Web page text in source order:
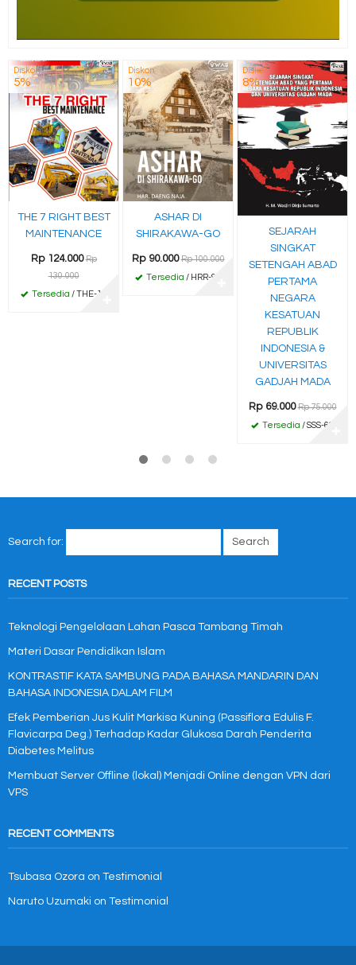
Diskon
5%
THE 7 RIGHT BEST
MAINTENANCE
Rp 124.000 Rp
130.000
Tersedia / THE-12
Diskon
10%
ASHAR DI
SHIRAKAWA-GO
Rp 90.000 Rp 100.000
Tersedia / HRR-96
Diskon
8%
SEJARAH
SINGKAT
SETENGAH ABAD
PERTAMA
NEGARA
KESATUAN
REPUBLIK
INDONESIA &
UNIVERSITAS
GADJAH MADA
Rp 69.000 Rp 75.000
Tersedia / SSS-69
Search for:
RECENT POSTS
Teknologi Pengelolaan Lahan Pasca Tambang Timah
Materi Dasar Pendidikan Islam
KONTRASTIF KATA SAMBUNG PADA BAHASA MANDARIN DAN
BAHASA INDONESIA DALAM FILM
Efek Pemberian Jus Kulit Markisa Kuning (Passiflora Edulis F.
Flavicarpa Deg.) Terhadap Kadar Glukosa Darah Penderita
Diabetes Melitus
Membuat Server Offline (lokal) Menjadi Online dengan VPN dari
VPS
RECENT COMMENTS
Tsubasa Ozora on Testimonial
Naruto Uzumaki on Testimonial